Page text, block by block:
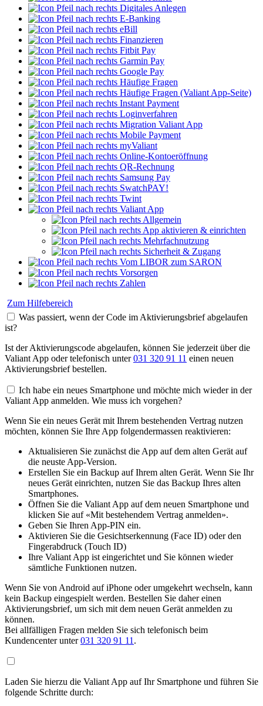
Digitales Anlegen
E-Banking
eBill
Finanzieren
Fitbit Pay
Garmin Pay
Google Pay
Häufige Fragen
Häufige Fragen (Valiant App-Seite)
Instant Payment
Loginverfahren
Migration Valiant App
Mobile Payment
myValiant
Online-Kontoeröffnung
QR-Rechnung
Samsung Pay
SwatchPAY!
Twint
Valiant App
Allgemein
App aktivieren & einrichten
Mehrfachnutzung
Sicherheit & Zugang
Vom LIBOR zum SARON
Vorsorgen
Zahlen
Zum Hilfebereich
Was passiert, wenn der Code im Aktivierungsbrief abgelaufen
ist?
Ist der Aktivierungscode abgelaufen, können Sie jederzeit über die
Valiant App oder telefonisch unter031 320 91 11 einen neuen
Aktivierungsbrief bestellen.
Ich habe ein neues Smartphone und möchte mich wieder in der
Valiant App anmelden. Wie muss ich vorgehen?
Wenn Sie ein neues Gerät mit Ihrem bestehenden Vertrag nutzen
möchten, können Sie Ihre App folgendermassen reaktivieren:
Aktualisieren Sie zunächst die App auf dem alten Gerät auf
die neuste App-Version.
Erstellen Sie ein Backup auf Ihrem alten Gerät. Wenn Sie Ihr
neues Gerät einrichten, nutzen Sie das Backup Ihres alten
Smartphones.
Öffnen Sie die Valiant App auf dem neuen Smartphone und
klicken Sie auf «Mit bestehendem Vertrag anmelden».
Geben Sie Ihren App-PIN ein.
Aktivieren Sie die Gesichtserkennung (Face ID) oder den
Fingerabdruck (Touch ID)
Ihre Valiant App ist eingerichtet und Sie können wieder
sämtliche Funktionen nutzen.
Wenn Sie von Android auf iPhone oder umgekehrt wechseln, kann
kein Backup eingespielt werden. Bestellen Sie daher einen
Aktivierungsbrief, um sich mit dem neuen Gerät anmelden zu
können.
Bei allfälligen Fragen melden Sie sich telefonisch beim
Kundencenter unter031 320 91 11 .
Laden Sie hierzu die Valiant App auf Ihr Smartphone und führen Sie
folgende Schritte durch: